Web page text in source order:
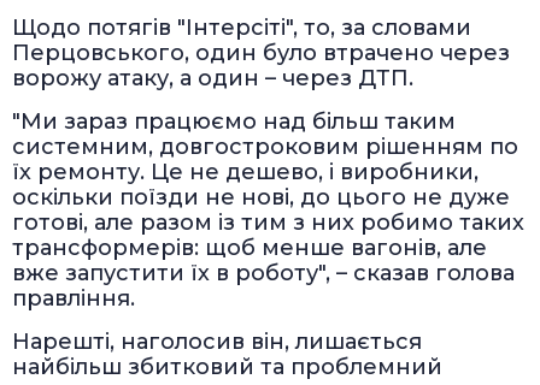
Щодо потягів "Інтерсіті", то, за словами
Перцовського, один було втрачено через
ворожу атаку, а один – через ДТП.
"Ми зараз працюємо над більш таким
системним, довгостроковим рішенням по
їх ремонту. Це не дешево, і виробники,
оскільки поїзди не нові, до цього не дуже
готові, але разом із тим з них робимо таких
трансформерів: щоб менше вагонів, але
вже запустити їх в роботу", – сказав голова
правління.
Нарешті, наголосив він, лишається
найбільш збитковий та проблемний